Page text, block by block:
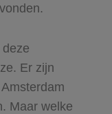
Er zijn
Maar welke